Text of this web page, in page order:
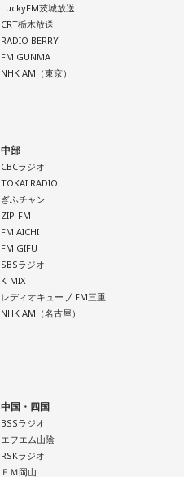
LuckyFM茨城放送
CRT栃木放送
RADIO BERRY
FM GUNMA
NHK AM（東京）
中部
CBCラジオ
TOKAI RADIO
ぎふチャン
ZIP-FM
FM AICHI
FM GIFU
SBSラジオ
K-MIX
レディオキューブ FM三重
NHK AM（名古屋）
中国・四国
BSSラジオ
エフエム山陰
RSKラジオ
ＦＭ岡山